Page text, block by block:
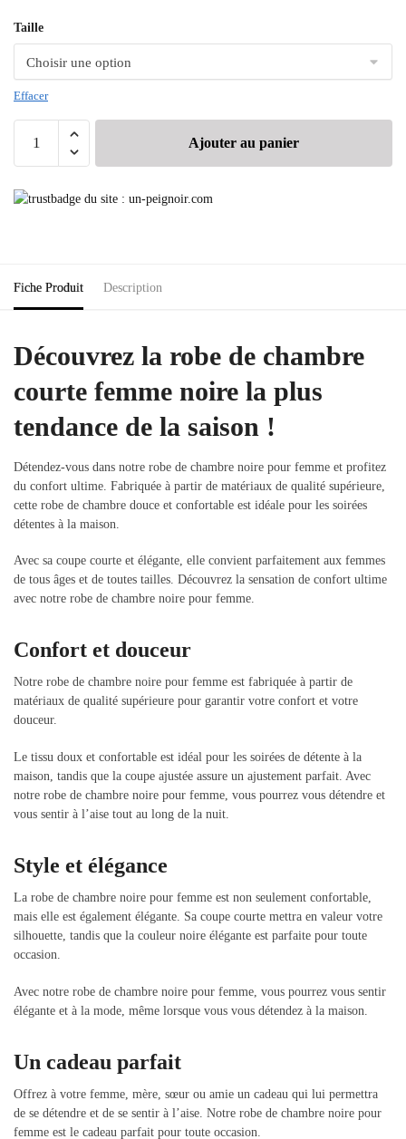
Taille
Effacer
Ajouter au panier
Fiche Produit Description
Découvrez la robe de chambre
courte femme noire la plus
tendance de la saison !
Détendez-vous dans notre robe de chambre noire pour femme et profitez
du confort ultime. Fabriquée à partir de matériaux de qualité supérieure,
cette robe de chambre douce et confortable est idéale pour les soirées
détentes à la maison.
Avec sa coupe courte et élégante, elle convient parfaitement aux femmes
de tous âges et de toutes tailles. Découvrez la sensation de confort ultime
avec notre robe de chambre noire pour femme.
Confort et douceur
Notre robe de chambre noire pour femme est fabriquée à partir de
matériaux de qualité supérieure pour garantir votre confort et votre
douceur.
Le tissu doux et confortable est idéal pour les soirées de détente à la
maison, tandis que la coupe ajustée assure un ajustement parfait. Avec
notre robe de chambre noire pour femme, vous pourrez vous détendre et
vous sentir à l’aise tout au long de la nuit.
Style et élégance
La robe de chambre noire pour femme est non seulement confortable,
mais elle est également élégante. Sa coupe courte mettra en valeur votre
silhouette, tandis que la couleur noire élégante est parfaite pour toute
occasion.
Avec notre robe de chambre noire pour femme, vous pourrez vous sentir
élégante et à la mode, même lorsque vous vous détendez à la maison.
Un cadeau parfait
Offrez à votre femme, mère, sœur ou amie un cadeau qui lui permettra
de se détendre et de se sentir à l’aise. Notre robe de chambre noire pour
femme est le cadeau parfait pour toute occasion.